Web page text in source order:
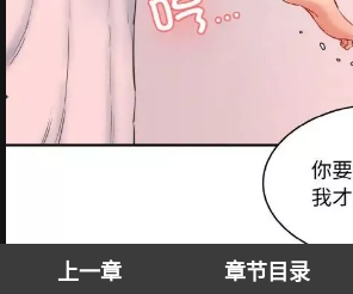
上一章 章节目录